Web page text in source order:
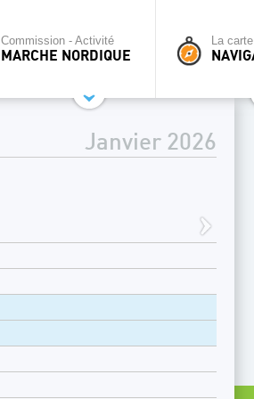
Commission - Activité
MARCHE NORDIQUE
La
Janvier 2026